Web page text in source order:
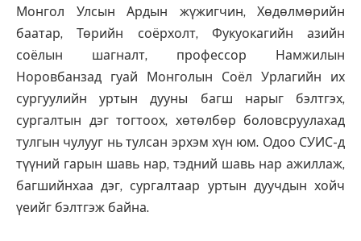
Монгол Улсын Ардын жүжигчин, Хөдөлмөрийн
баатар, Төрийн соёрхолт, Фукуокагийн азийн
соёлын шагналт, профессор Намжилын
Норовбанзад гуай Монголын Соёл Урлагийн их
сургуулийн уртын дууны багш нарыг бэлтгэх,
сургалтын дэг тогтоох, хөтөлбөр боловсруулахад
тулгын чулууг нь тулсан эрхэм хүн юм. Одоо СУИС-д
түүний гарын шавь нар, тэдний шавь нар ажиллаж,
багшийнхаа дэг, сургалтаар уртын дуучдын хойч
үеийг бэлтгэж байна.